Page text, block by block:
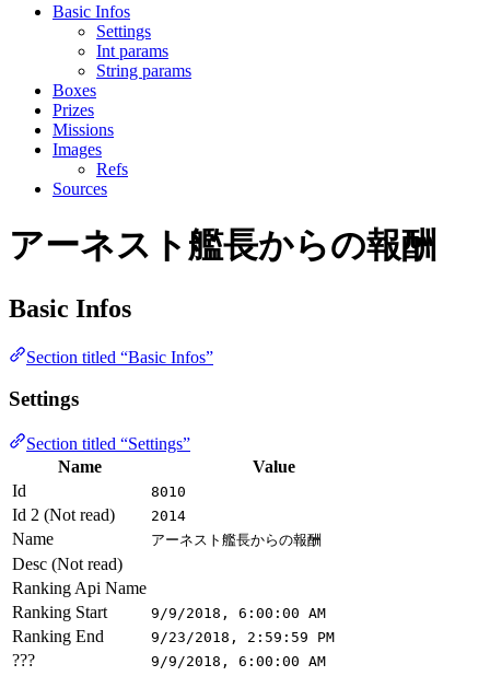
Basic Infos
Settings
Int params
String params
Boxes
Prizes
Missions
Images
Refs
Sources
アーネスト艦長からの報酬
Basic Infos
Section titled “Basic Infos”
Settings
Section titled “Settings”
Name
Value
Id
8010
Id 2 (Not read) 2014
Name アーネスト艦長からの報酬
Desc (Not read)
Ranking Api Name
Ranking Start
9/9/2018, 6:00:00 AM
Ranking End 9/23/2018, 2:59:59 PM
??? 9/9/2018, 6:00:00 AM